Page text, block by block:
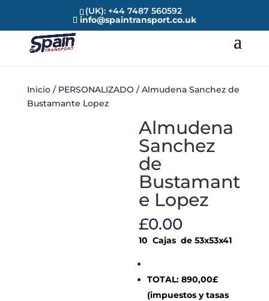
(UK): +44 7487 560592
info@spaintransport.co.uk
Inicio/ PERSONALIZADO / Almudena Sanchez de
Bustamante Lopez
Almudena
Sanchez
de
Bustamant
e Lopez
£0.00
10 Cajas de 53x53x41
TOTAL: 890,00£
(impuestos y tasas